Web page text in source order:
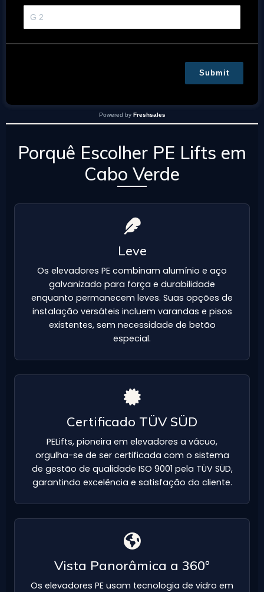
Submit
Powered by Freshsales
Porquê Escolher PE Lifts em
Cabo Verde
Leve
Os elevadores PE combinam alumínio e aço
galvanizado para força e durabilidade
enquanto permanecem leves. Suas opções de
instalação versáteis incluem varandas e pisos
existentes, sem necessidade de betão
especial.
Certificado TÜV SÜD
PELifts, pioneira em elevadores a vácuo,
orgulha-se de ser certificada com o sistema
de gestão de qualidade ISO 9001 pela TÜV SÜD,
garantindo excelência e satisfação do cliente.
Vista Panorâmica a 360°
Os elevadores PE usam tecnologia de vidro em